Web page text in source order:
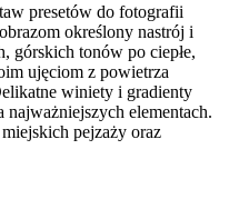
presetów do fotografii
określony nastrój i
górskich tonów po ciepłe,
ujęciom z powietrza
winiety i gradienty
najważniejszych elementach.
pejzaży oraz